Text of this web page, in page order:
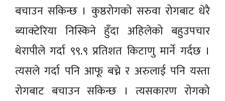
बचाउन सकिन्छ । कुष्ठरोगको सरुवा रोगबाट धेरै
ब्याक्टेरिया निस्किने हुँदा अहिलेको बहुउपचार
थेरापीले गर्दा ९९.९ प्रतिशत किटाणु मार्ने गर्दछ ।
त्यसले गर्दा पनि आफू बच्ने र अरुलाई पनि यस्ता
रोगबाट बचाउन सकिन्छ । त्यसकारण रोगको